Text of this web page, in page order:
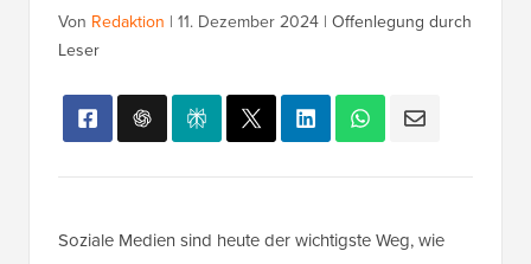
Von Redaktion | 11. Dezember 2024 | Offenlegung durch
Leser
Soziale Medien sind heute der wichtigste Weg, wie